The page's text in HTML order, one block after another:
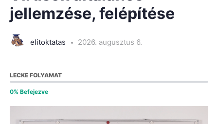
jellemzése, felépítése
elitoktatas 2026. augusztus 6.
LECKE FOLYAMAT
0% Befejezve